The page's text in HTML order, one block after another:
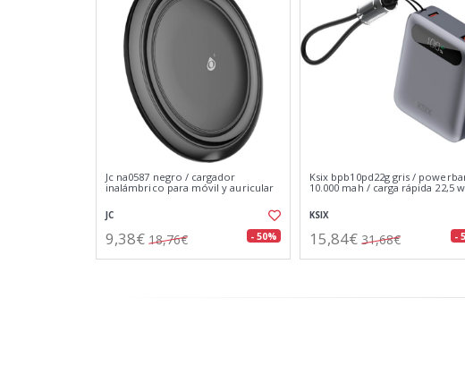
Jc na0587 negro / cargador
inalámbrico para móvil y auricular
JC
9,38€ 18,76€ - 50%
Ksix bpb10pd22g gris /
10.000 mah / carga rápida 22,5 w
KSIX
15,84€ 31,68€ -